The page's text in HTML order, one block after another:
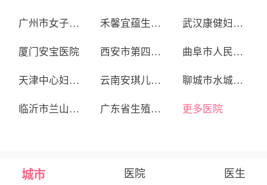
广州市女子医院 禾馨宜蕴生殖中心 武汉康健妇婴医院
厦门安宝医院 西安市第四医院生殖医学中心 曲阜市人民医院
天津中心妇产医院 云南安琪儿妇产医院 聊城市水城妇产医院
临沂市兰山区蓝湾医院 广东省生殖医院 更多医院
城市 医院 医生